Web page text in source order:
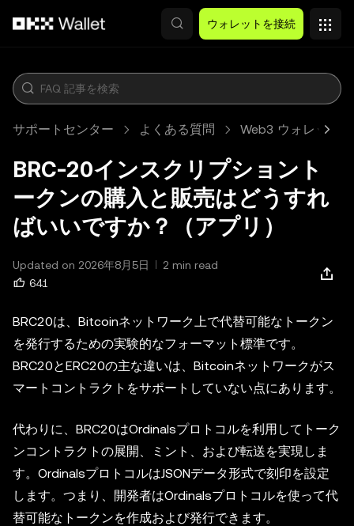
ウォレットを接続
サポートセンター よくある質問 Web3 ウォレット
BRC-20インスクリプショント
ークンの購入と販売はどうすれ
ばいいですか？（アプリ）
Updated on 2026年8月5日
2 min read
641
BRC20は、Bitcoinネットワーク上で代替可能なトークン
を発行するための実験的なフォーマット標準です。
BRC20とERC20の主な違いは、Bitcoinネットワークがス
マートコントラクトをサポートしていない点にあります。
代わりに、BRC20はOrdinalsプロトコルを利用してトーク
ンコントラクトの展開、ミント、および転送を実現しま
す。OrdinalsプロトコルはJSONデータ形式で刻印を設定
します。つまり、開発者はOrdinalsプロトコルを使って代
替可能なトークンを作成および発行できます。